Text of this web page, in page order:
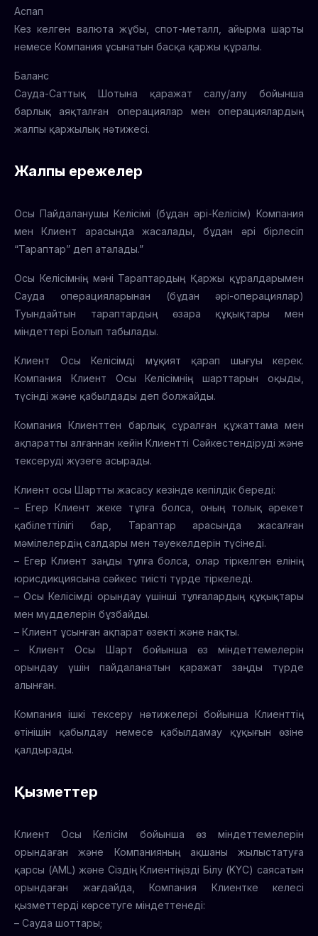
Аспап
Кез келген валюта жұбы, спот-металл, айырма шарты
немесе Компания ұсынатын басқа қаржы құралы.
Баланс
Сауда-Саттық Шотына қаражат салу/алу бойынша
барлық аяқталған операциялар мен операциялардың
жалпы қаржылық нәтижесі.
Жалпы ережелер
Осы Пайдаланушы Келісімі (бұдан әрі-Келісім) Компания
мен Клиент арасында жасалады, бұдан әрі бірлесіп
“Тараптар” деп аталады.”
Осы Келісімнің мәні Тараптардың Қаржы құралдарымен
Сауда операцияларынан (бұдан әрі-операциялар)
Туындайтын тараптардың өзара құқықтары мен
міндеттері Болып табылады.
Клиент Осы Келісімді мұқият қарап шығуы керек.
Компания Клиент Осы Келісімнің шарттарын оқыды,
түсінді және қабылдады деп болжайды.
Компания Клиенттен барлық сұралған құжаттама мен
ақпаратты алғаннан кейін Клиентті Сәйкестендіруді және
тексеруді жүзеге асырады.
Клиент осы Шартты жасасу кезінде кепілдік береді:
– Егер Клиент жеке тұлға болса, оның толық әрекет
қабілеттілігі бар, Тараптар арасында жасалған
мәмілелердің салдары мен тәуекелдерін түсінеді.
– Егер Клиент заңды тұлға болса, олар тіркелген елінің
юрисдикциясына сәйкес тиісті түрде тіркеледі.
– Осы Келісімді орындау үшінші тұлғалардың құқықтары
мен мүдделерін бұзбайды.
– Клиент ұсынған ақпарат өзекті және нақты.
– Клиент Осы Шарт бойынша өз міндеттемелерін
орындау үшін пайдаланатын қаражат заңды түрде
алынған.
Компания ішкі тексеру нәтижелері бойынша Клиенттің
өтінішін қабылдау немесе қабылдамау құқығын өзіне
қалдырады.
Қызметтер
Клиент Осы Келісім бойынша өз міндеттемелерін
орындаған және Компанияның ақшаны жылыстатуға
қарсы (AML) және Сіздің Клиентіңізді Білу (KYC) саясатын
орындаған жағдайда, Компания Клиентке келесі
қызметтерді көрсетуге міндеттенеді:
– Сауда шоттары;